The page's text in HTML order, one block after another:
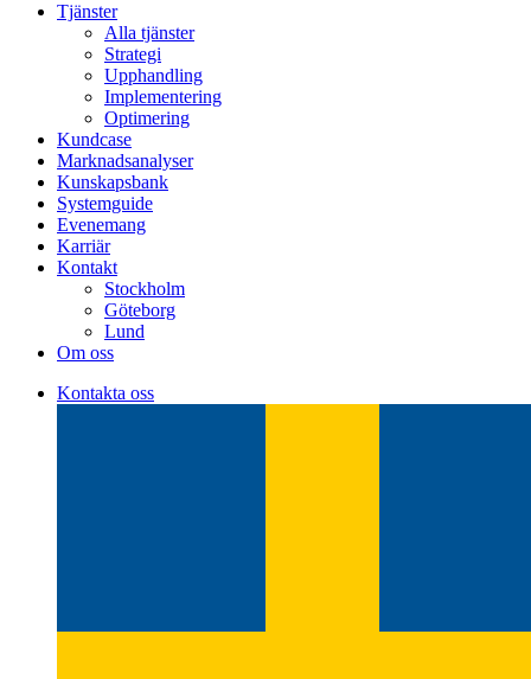
Tjänster
Alla tjänster
Strategi
Upphandling
Implementering
Optimering
Kundcase
Marknadsanalyser
Kunskapsbank
Systemguide
Evenemang
Karriär
Kontakt
Stockholm
Göteborg
Lund
Om oss
Kontakta oss